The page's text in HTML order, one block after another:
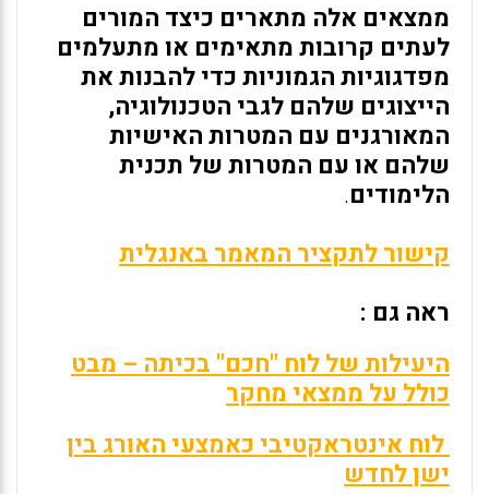
ממצאים אלה מתארים כיצד המורים
לעתים קרובות מתאימים או מתעלמים
מפדגוגיות הגמוניות כדי להבנות את
הייצוגים שלהם לגבי הטכנולוגיה,
המאורגנים עם המטרות האישיות
שלהם או עם המטרות של תכנית
הלימודים.
קישור לתקציר המאמר באנגלית
ראה גם :
היעילות של לוח "חכם" בכיתה – מבט
כולל על ממצאי מחקר
לוח אינטראקטיבי כאמצעי האורג בין
ישן לחדש